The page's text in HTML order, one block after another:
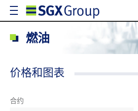
燃油
价格和图表
合约